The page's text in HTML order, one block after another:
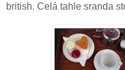
british. Celá tahle sranda